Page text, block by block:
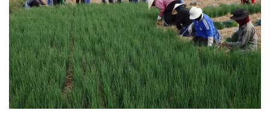
• Good health & Well-being
• Green Innovation & SD
• Management & HR
• MGR Live
• Infographic
• การเมือง